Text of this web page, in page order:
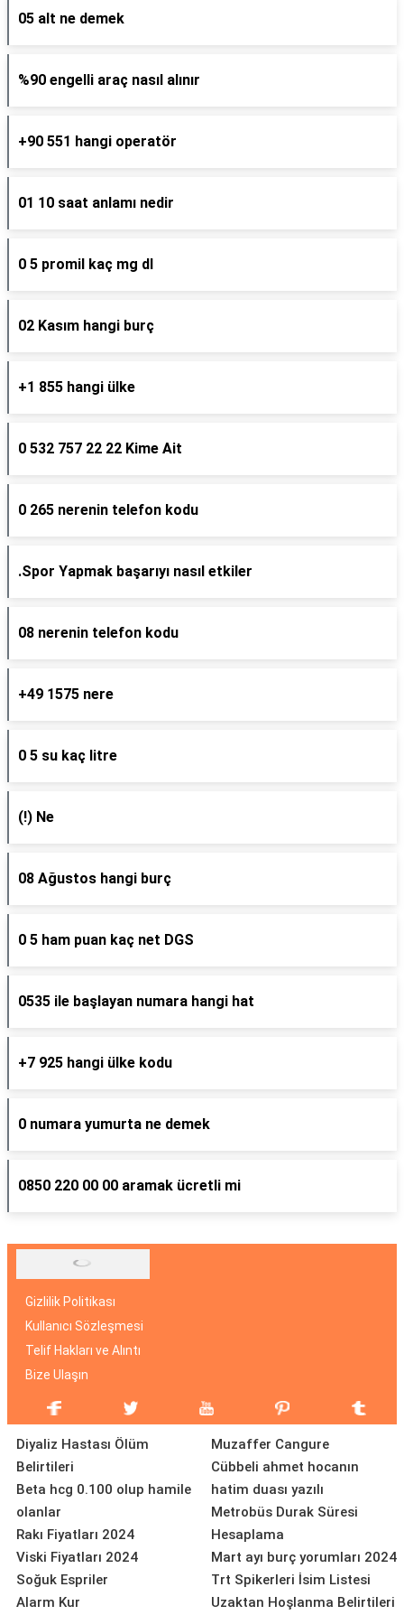
05 alt ne demek
%90 engelli araç nasıl alınır
+90 551 hangi operatör
01 10 saat anlamı nedir
0 5 promil kaç mg dl
02 Kasım hangi burç
+1 855 hangi ülke
0 532 757 22 22 Kime Ait
0 265 nerenin telefon kodu
.Spor Yapmak başarıyı nasıl etkiler
08 nerenin telefon kodu
+49 1575 nere
0 5 su kaç litre
(!) Ne
08 Ağustos hangi burç
0 5 ham puan kaç net DGS
0535 ile başlayan numara hangi hat
+7 925 hangi ülke kodu
0 numara yumurta ne demek
0850 220 00 00 aramak ücretli mi
Gizlilik Politikası
Kullanıcı Sözleşmesi
Telif Hakları ve Alıntı
Bize Ulaşın
Diyaliz Hastası Ölüm
Belirtileri
Beta hcg 0.100 olup hamile
olanlar
Rakı Fiyatları 2024
Viski Fiyatları 2024
Soğuk Espriler
Alarm Kur
Muzaffer Cangure
Cübbeli ahmet hocanın
hatim duası yazılı
Metrobüs Durak Süresi
Hesaplama
Mart ayı burç yorumları 2024
Trt Spikerleri İsim Listesi
Uzaktan Hoşlanma Belirtileri